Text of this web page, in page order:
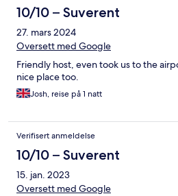
10/10 – Suverent
27. mars 2024
Oversett med Google
Friendly host, even took us to the
nice place too.
Josh, reise på 1 natt
Verifisert anmeldelse
10/10 – Suverent
15. jan. 2023
Oversett med Google